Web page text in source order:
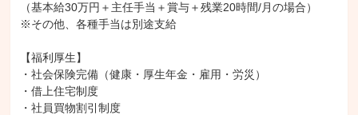
（基本給30万円＋主任手当＋賞与＋残業20時間/月の場合）
※その他、各種手当は別途支給
【福利厚生】
・社会保険完備（健康・厚生年金・雇用・労災）
・借上住宅制度
・社員買物割引制度